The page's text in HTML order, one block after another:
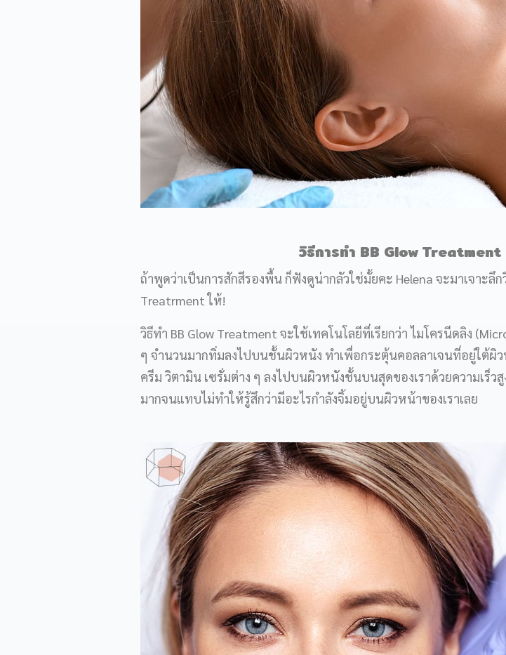
วิธีการทำ BB Glow Treatment
ถ้าพูดว่าเป็นการสักสีรองพื้น ก็ฟังดูน่ากลัวใช่มั้ยคะ Helena จะมาเจาะลึก
Treatrment ให้!
วิธีทำ BB Glow Treatment จะใช้เทคโนโลยีที่เรียกว่า ไมโครนีดลิง
ๆ จำนวนมากทิ่มลงไปบนชั้นผิวหนัง ทำเพื่อกระตุ้นคอลลาเจนที่อยู่ใต้ผิ
ครีม วิตามิน เซรั่มต่าง ๆ ลงไปบนผิวหนังชั้นบนสุดของเราด้วยความเร็วสู
มากจนแทบไม่ทำให้รู้สึกว่ามีอะไรกำลังจิ้มอยู่บนผิวหน้าของเราเลย